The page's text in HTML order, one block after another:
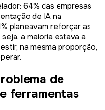
64% das empresas
de IA na
planeavam reforçar as
a maioria estava a
na mesma proporção,
de
ferramentas